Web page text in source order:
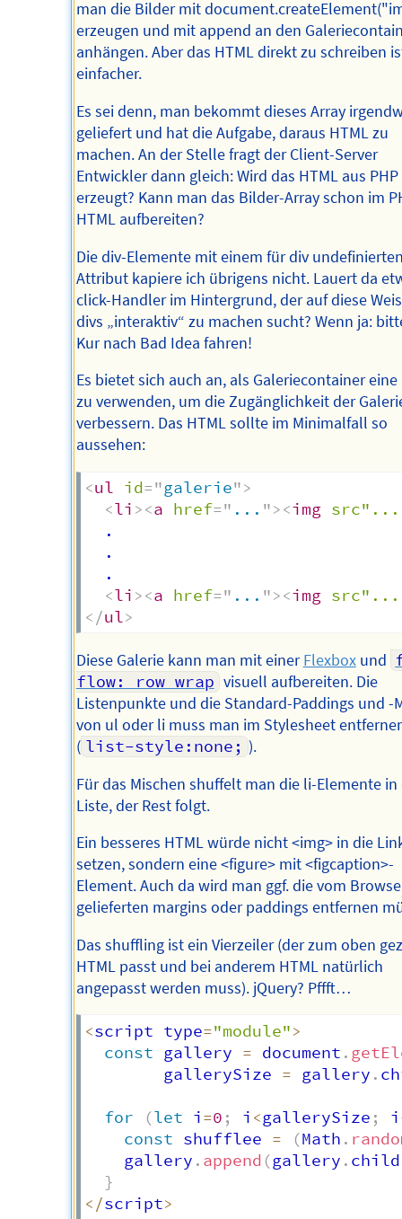
man die Bilder mit
erzeugen und mit append an den
anhängen. Aber das HTML direkt zu schreiben
einfacher.
Es sei denn, man bekommt dieses Array
geliefert und hat die Aufgabe, daraus HTML zu
machen. An der Stelle fragt der Client-Server
Entwickler dann gleich: Wird das HTML aus PHP
erzeugt? Kann man das Bilder-Array schon im
HTML aufbereiten?
Die div-Elemente mit einem für div
Attribut kapiere ich übrigens nicht. Lauert da
click-Handler im Hintergrund, der auf diese
divs „interaktiv“ zu machen sucht? Wenn ja:
Kur nach Bad Idea fahren!
Es bietet sich auch an, als Galeriecontainer eine
zu verwenden, um die Zugänglichkeit der
verbessern. Das HTML sollte im Minimalfall so
aussehen:
<ul id="galerie">
<li ><a href=" ... "><img
  .
  .
  .
<li ><a href=" ... "><img
</ul>
Diese Galerie kann man mit einerFlexboxund
flow: row wrap visuell aufbereiten. Die
Listenpunkte und die Standard-Paddings und -
von ul oder li muss man im Stylesheet
( list-style:none; ).
Für das Mischen shuffelt man die li-Elemente in
Liste, der Rest folgt.
Ein besseres HTML würde nicht <img> in die
setzen, sondern eine <figure> mit <figcaption>-
Element. Auch da wird man ggf. die vom
gelieferten margins oder paddings entfernen
Das shuffling ist ein Vierzeiler (der zum oben
HTML passt und bei anderem HTML natürlich
angepasst werden muss). jQuery? Pffft…
<script type="module">
const gallery = document .
        gallerySize
= gallery .
for (let i=0 ; i <gallerySize ; i
const shufflee = (Math .
    gallery
. append (gallery .
}
< /script>